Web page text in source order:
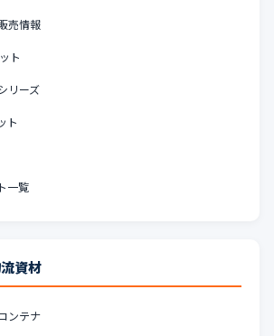
売情報
ト
リーズ
ト
一覧
資材
ンテナ